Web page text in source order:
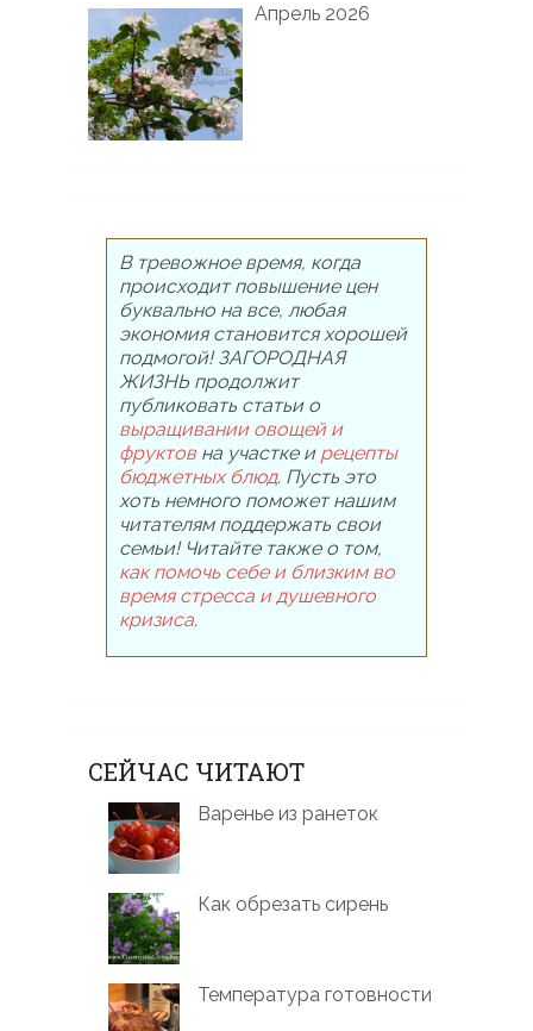
Апрель 2026
В тревожное время, когда
происходит повышение цен
буквально на все, любая
экономия становится хорошей
подмогой! ЗАГОРОДНАЯ
ЖИЗНЬ продолжит
публиковать статьи о
выращивании овощей и
фруктовна участке и рецепты
бюджетных блюд. Пусть это
хоть немного поможет нашим
читателям поддержать свои
семьи! Читайте также о том,
как помочь себе и близким во
время стресса и душевного
кризиса.
СЕЙЧАС ЧИТАЮТ
Варенье из ранеток
Как обрезать сирень
Температура готовности